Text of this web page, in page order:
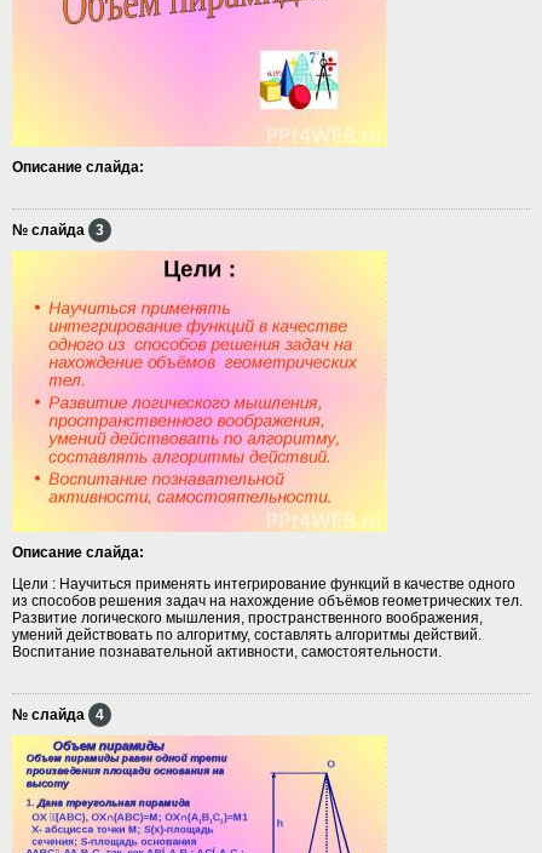
Описание слайда:
№ слайда 3
Описание слайда:
Цели : Научиться применять интегрирование функций в качестве одного
из способов решения задач на нахождение объёмов геометрических тел.
Развитие логического мышления, пространственного воображения,
умений действовать по алгоритму, составлять алгоритмы действий.
Воспитание познавательной активности, самостоятельности.
№ слайда 4